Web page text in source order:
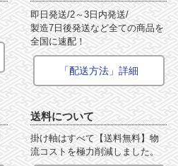
即日発送/2～3日内発送/
製造7日後発送など全ての商品を
全国に速配！
「配送方法」詳細
送料について
掛け軸はすべて【送料無料】物
流コストを極力削減しました。